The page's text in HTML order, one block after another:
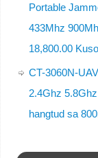
Portable
433Mhz
18,800.00
CT-3060N-
2.4Ghz
hangtud sa